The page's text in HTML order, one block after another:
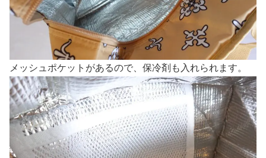
メッシュポケットがあるので、保冷剤も入れられます。